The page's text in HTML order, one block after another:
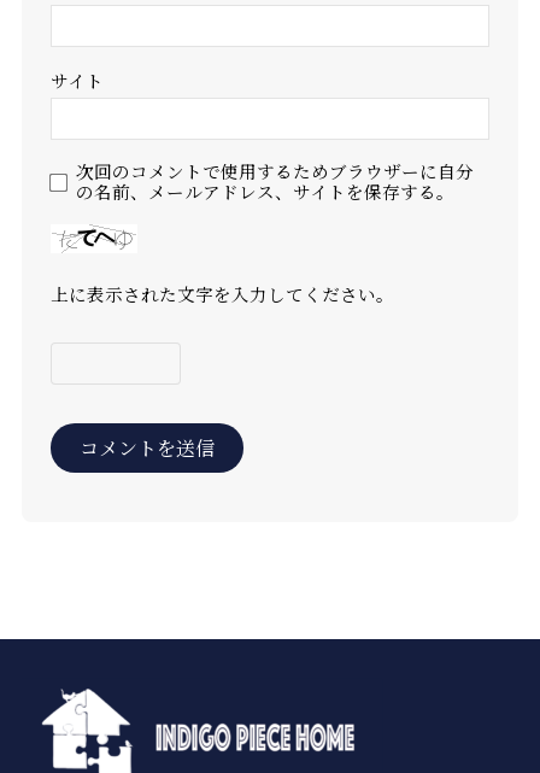
サイト
次回のコメントで使用するためブラウザーに自分
の名前、メールアドレス、サイトを保存する。
上に表示された文字を入力してください。